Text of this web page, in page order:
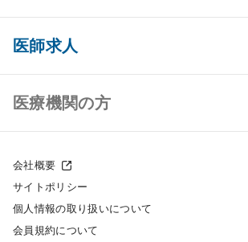
クリニック開業 TOP
クリニック物件検索
クリニックの開業スタイル
クリニック開業までの流れ
医師求人
医師求人 TOP
常勤求人検索
非常勤求人検索
スポット求人検索
医療機関の方
採用をお考えの医療機関の方
会社概要
サイトポリシー
個人情報の取り扱いについて
会員規約について